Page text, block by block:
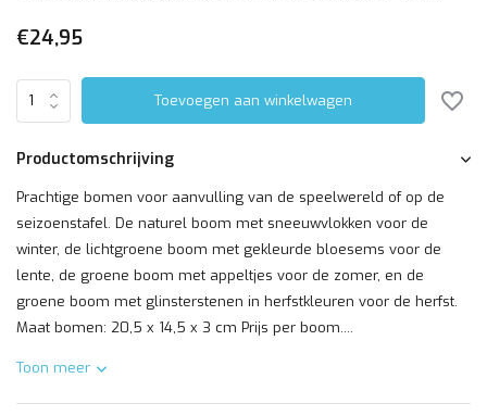
€24,95
Toevoegen aan winkelwagen
Productomschrijving
Prachtige bomen voor aanvulling van de speelwereld of op de
seizoenstafel. De naturel boom met sneeuwvlokken voor de
winter, de lichtgroene boom met gekleurde bloesems voor de
lente, de groene boom met appeltjes voor de zomer, en de
groene boom met glinsterstenen in herfstkleuren voor de herfst.
Maat bomen: 20,5 x 14,5 x 3 cm Prijs per boom....
Toon meer